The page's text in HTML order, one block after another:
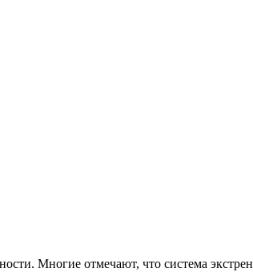
Многие отмечают, что система